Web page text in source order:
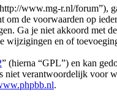
www.mg-r.nl/forum”),
de voorwaarden op
Ga je niet akkoord met
wijzigingen en of
” (hierna “GPL”) en kan
verantwoordelijk voor
.